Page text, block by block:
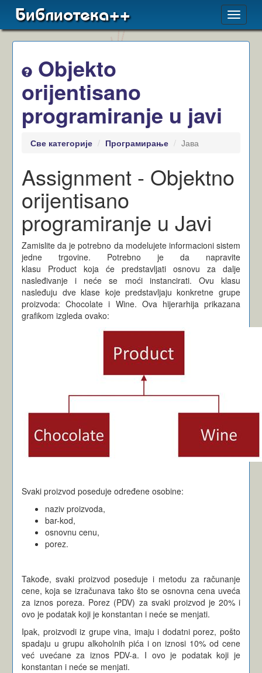
Toggle
Библиотека++
Objekto
orijentisano
programiranje u javi
Све категорије Програмирање Јава
Assignment - Objektno
orijentisano
programiranje u Javi
Zamislite da je potrebno da modelujete informacioni sistem
jedne trgovine. Potrebno je da napravite
klasu Product koja će predstavljati osnovu za dalje
nasleđivanje i neće se moći instancirati. Ovu klasu
nasleđuju dve klase koje predstavljaju konkretne grupe
proizvoda: Chocolate i Wine. Ova hijerarhija prikazana
grafikom izgleda ovako:
Svaki proizvod poseduje određene osobine:
naziv proizvoda,
bar-kod,
osnovnu cenu,
porez.
Takođe, svaki proizvod poseduje i metodu za računanje
cene, koja se izračunava tako što se osnovna cena uveća
za iznos poreza. Porez (PDV) za svaki proizvod je 20% i
ovo je podatak koji je konstantan i neće se menjati.
Ipak, proizvodi iz grupe vina, imaju i dodatni porez, pošto
spadaju u grupu alkoholnih pića i on iznosi 10% od cene
već uvećane za iznos PDV-a. I ovo je podatak koji je
konstantan i neće se menjati.